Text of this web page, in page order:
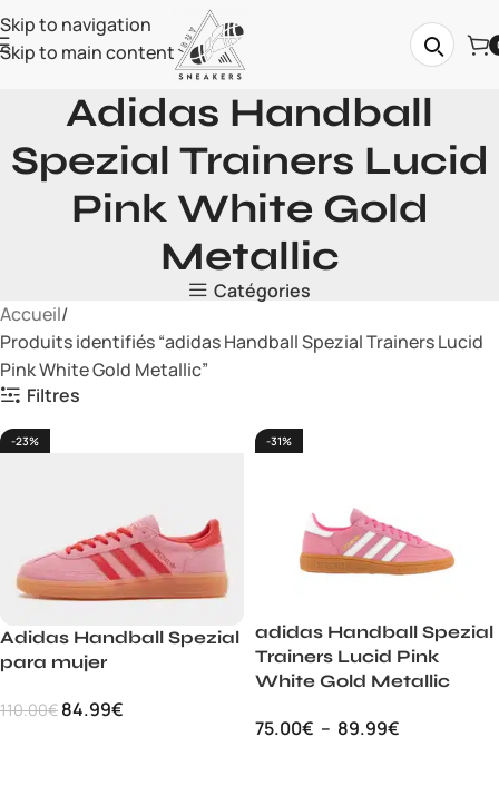
Skip to navigation
Skip to main content
Adidas Handball
Spezial Trainers Lucid
Pink White Gold
Metallic
Catégories
Accueil
Produits identifiés “adidas Handball Spezial Trainers Lucid
Pink White Gold Metallic”
Filtres
-23%
Adidas Handball Spezial
para mujer
110.00€ 84.99€
-31%
adidas Handball Spezial
Trainers Lucid Pink
White Gold Metallic
75.00€ – 89.99€